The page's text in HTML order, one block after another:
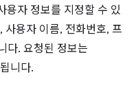
용자 정보를 지정할 수 있
사용자 이름, 전화번호, 프
다. 요청된 정보는
니다.